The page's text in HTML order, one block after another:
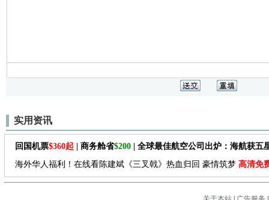
实用资讯
回国机票$360起 | 商务舱省$200 | 全球最佳航空公司出炉：海航获五
海外华人福利！在线看陈建斌《三叉戟》热血归回 豪情筑梦 高清免